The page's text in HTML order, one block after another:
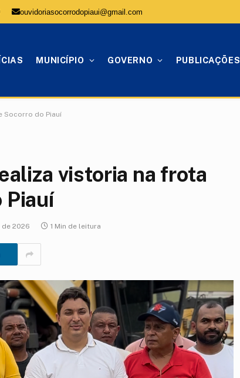
ouvidoriasocorrodopiaui@gmail.com
MUNICÍPIO GOVERNO PUBLICAÇÕES
Socorro do Piauí
vistoria na frota
Piauí
2026 1 Min de leitura